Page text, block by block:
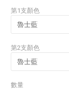
第1支顏色
第2支顏色
數量